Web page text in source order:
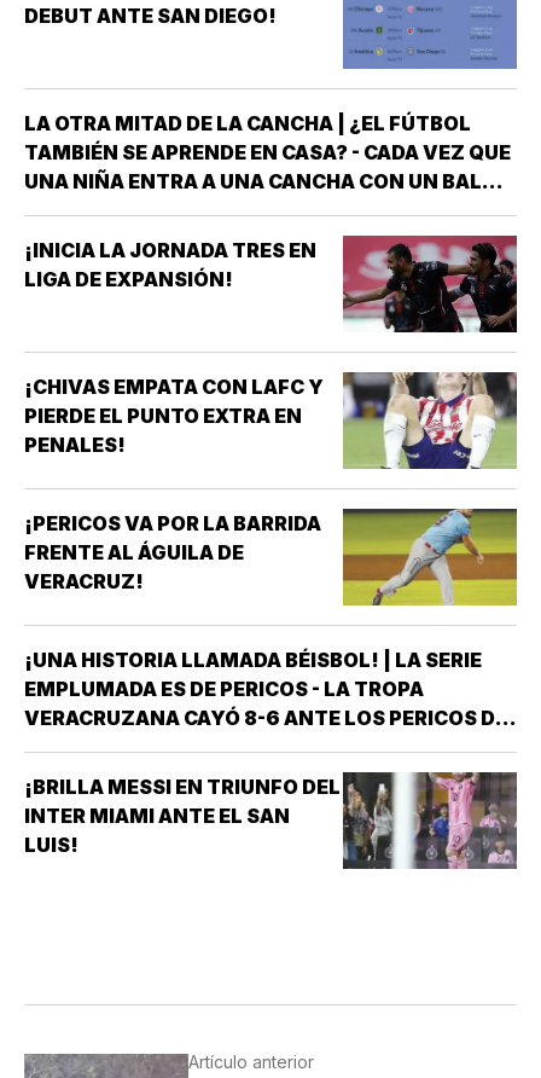
DEBUT ANTE SAN DIEGO!
LA OTRA MITAD DE LA CANCHA | ¿EL FÚTBOL
TAMBIÉN SE APRENDE EN CASA? - CADA VEZ QUE
UNA NIÑA ENTRA A UNA CANCHA CON UN BALÓN
BAJO EL BRAZO, NO LLEGA SOLA *DETRÁS DE
ELLA SIEMPRE HAY ALGUIEN QUE LA LLEVÓ AL
ENTRENAMIENTO, QUE HIZO EL ESFUERZO…
¡INICIA LA JORNADA TRES EN
LIGA DE EXPANSIÓN!
¡CHIVAS EMPATA CON LAFC Y
PIERDE EL PUNTO EXTRA EN
PENALES!
¡PERICOS VA POR LA BARRIDA
FRENTE AL ÁGUILA DE
VERACRUZ!
¡UNA HISTORIA LLAMADA BÉISBOL! | LA SERIE
EMPLUMADA ES DE PERICOS - LA TROPA
VERACRUZANA CAYÓ 8-6 ANTE LOS PERICOS DE
PUEBLA EN EL SEGUNDO JUEGO DE LA ÚLTIMA
SERIE DE LA TEMPORADA REGULAR EN EL
ESTADIO HERMANOS SERDÁN, CON LO QUE LOS
POBLANOS…
¡BRILLA MESSI EN TRIUNFO DEL
INTER MIAMI ANTE EL SAN
LUIS!
Artículo anterior